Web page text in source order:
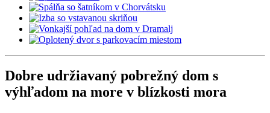
Dobre udržiavaný pobrežný dom s
výhľadom na more v blízkosti mora